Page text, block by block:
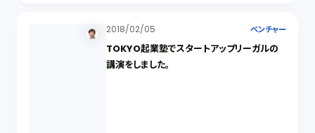
2018/02/05 ベンチャー
TOKYO起業塾でスタートアップリーガルの
講演をしました。